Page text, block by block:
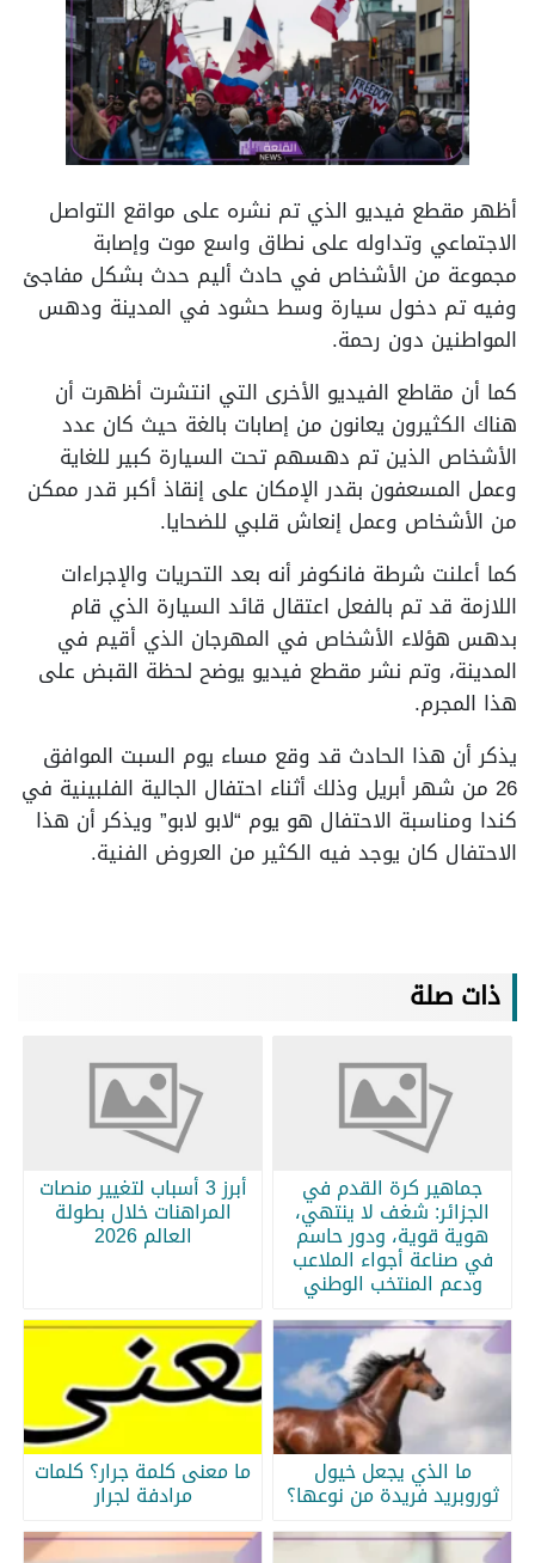
أظهر مقطع فيديو الذي تم نشره على مواقع التواصل
الاجتماعي وتداوله على نطاق واسع موت وإصابة
مجموعة من الأشخاص في حادث أليم حدث بشكل مفاجئ
وفيه تم دخول سيارة وسط حشود في المدينة ودهس
المواطنين دون رحمة.
كما أن مقاطع الفيديو الأخرى التي انتشرت أظهرت أن
هناك الكثيرون يعانون من إصابات بالغة حيث كان عدد
الأشخاص الذين تم دهسهم تحت السيارة كبير للغاية
وعمل المسعفون بقدر الإمكان على إنقاذ أكبر قدر ممكن
من الأشخاص وعمل إنعاش قلبي للضحايا.
كما أعلنت شرطة فانكوفر أنه بعد التحريات والإجراءات
اللازمة قد تم بالفعل اعتقال قائد السيارة الذي قام
بدهس هؤلاء الأشخاص في المهرجان الذي أقيم في
المدينة، وتم نشر مقطع فيديو يوضح لحظة القبض على
هذا المجرم.
يذكر أن هذا الحادث قد وقع مساء يوم السبت الموافق
26 من شهر أبريل وذلك أثناء احتفال الجالية الفلبينية في
كندا ومناسبة الاحتفال هو يوم “لابو لابو” ويذكر أن هذا
الاحتفال كان يوجد فيه الكثير من العروض الفنية.
ذات صلة
جماهير كرة القدم في
الجزائر: شغف لا ينتهي،
هوية قوية، ودور حاسم
في صناعة أجواء الملاعب
ودعم المنتخب الوطني
أبرز 3 أسباب لتغيير منصات
المراهنات خلال بطولة
العالم 2026
ما الذي يجعل خيول
ثوروبريد فريدة من نوعها؟
ما معنى كلمة جرار؟ كلمات
مرادفة لجرار